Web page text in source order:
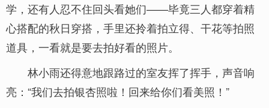
学，还有人忍不住回头看她们——毕竟三人都穿着精
心搭配的秋日穿搭，手里还拎着拍立得、干花等拍照
道具，一看就是要去拍好看的照片。
林小雨还得意地跟路过的室友挥了挥手，声音响
亮：“我们去拍银杏照啦！回来给你们看美照！”